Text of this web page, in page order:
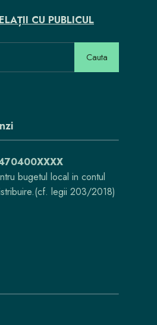
CU PUBLICUL
Cauta
bugetul local in contul
legii 203/2018)